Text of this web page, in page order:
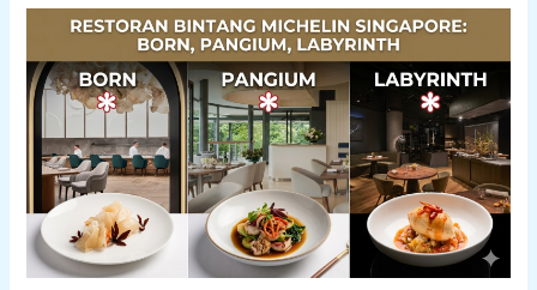
Bintang
Michelin
Singapura
yang
Wajib
Dikunjungi